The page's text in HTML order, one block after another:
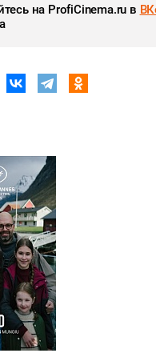
на ProfiCinema.ru в